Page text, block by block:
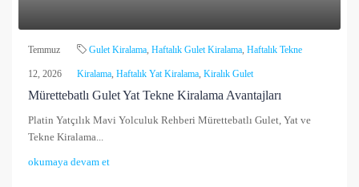
Temmuz
12, 2026
Gulet Kiralama,Haftalık Gulet Kiralama,Haftalık Tekne
Kiralama,Haftalık Yat Kiralama,Kiralık Gulet
Mürettebatlı Gulet Yat Tekne Kiralama Avantajları
Platin Yatçılık Mavi Yolculuk Rehberi Mürettebatlı Gulet, Yat ve
Tekne Kiralama...
okumaya devam et